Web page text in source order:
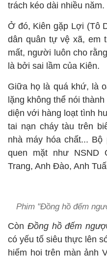
trách kéo dài nhiều năm.
Ở đó, Kiên gặp Lợi (Tô
dân quân tự vệ xã, em
mất, người luôn cho
là bởi sai lầm của Kiên.
Giữa họ là quá khứ, là
lặng không thể nói
diện với hàng loạt tình
tai nạn cháy tàu trên
nhà máy hóa chất...
quen mặt như NSND
Trang, Anh Đào, Anh
Phim "Đồng hồ đếm
Còn Đồng hồ đếm
có yếu tố siêu thực lên
hiếm hoi trên màn ảnh